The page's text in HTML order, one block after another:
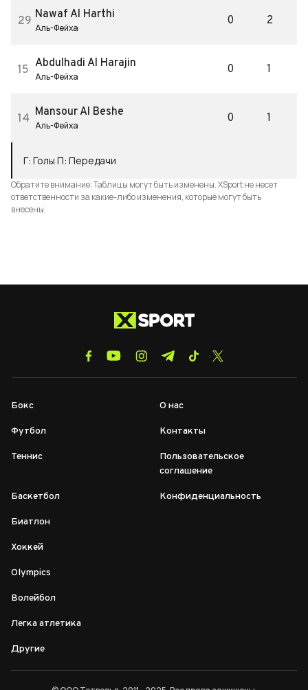
29 Nawaf Al Harthi
Аль-Фейха
0 2
15 Abdulhadi Al Harajin
Аль-Фейха
0 1
14 Mansour Al Beshe
Аль-Фейха
0 1
Г: Голы П: Передачи
Обратите внимание: Таблицы могут быть изменены. XSport не несет
ответственности за какие-либо изменения, которые могут быть
внесены.
Бокс
Футбол
Теннис
Баскетбол
Биатлон
Хоккей
Olympics
Волейбол
Легка атлетика
Другие
О нас
Контакты
Пользовательское
соглашение
Конфиденциальность